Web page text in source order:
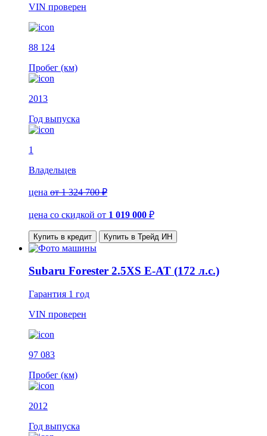
VIN проверен
88 124
Пробег (км)
2013
Год выпуска
1
Владельцев
цена от 1 324 700 ₽
цена со скидкой от 1 019 000 ₽
Купить в кредит Купить в Трейд ИН
Subaru Forester 2.5XS E-AT (172 л.с.)
Гарантия 1 год
VIN проверен
97 083
Пробег (км)
2012
Год выпуска